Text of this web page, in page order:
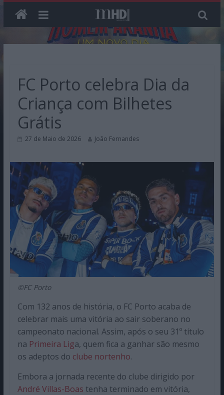
FC Porto celebra Dia da
Criança com Bilhetes
Grátis
27 de Maio de 2026 João Fernandes
©FC Porto
Com 132 anos de história, o FC Porto acaba de
celebrar mais uma vitória ao sair soberano no
campeonato nacional. Assim, após o seu 31º título
na Primeira Liga, quem fica a ganhar são mesmo
os adeptos do clube nortenho.
Embora a jornada recente do clube dirigido por
André Villas-Boas tenha terminado em vitória,